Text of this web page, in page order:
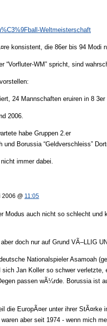
Weltmeisterschaft
konsistent, die 86er bis 94 Modi
“Vorfluter-WM” spricht, sind
24 Mannschaften eruiren in 8
2006.
habe Gruppen 2.er
und Borussia “Geldverschleiss”
immer dabei.
2006 @ 11:05
Modus auch nicht so schlecht
doch nur auf Grund VÃ–LLIG
Nationalspieler Asamoah
sich Jan Koller so schwer
passen wÃ¼rde. Borussia ist
die EuropÃ¤er unter ihrer
aber seit 1974 - wenn mich